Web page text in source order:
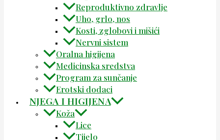
Reproduktivno zdravlje
Uho, grlo, nos
Kosti, zglobovi i mišići
Nervni sistem
Oralna higijena
Medicinska sredstva
Program za sunčanje
Erotski dodaci
NJEGA I HIGIJENA
Koža
Lice
Tijelo